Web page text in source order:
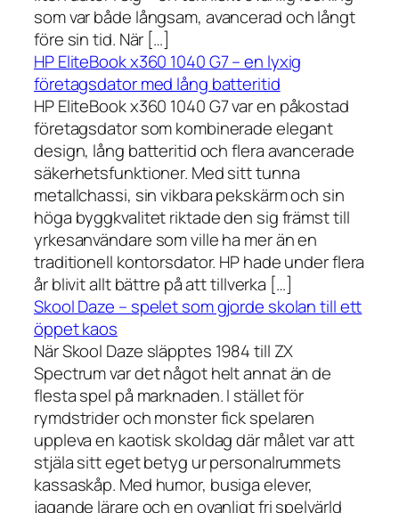
som var både långsam, avancerad och långt
före sin tid. När […]
HP EliteBook x360 1040 G7 – en lyxig
företagsdator med lång batteritid
HP EliteBook x360 1040 G7 var en påkostad
företagsdator som kombinerade elegant
design, lång batteritid och flera avancerade
säkerhetsfunktioner. Med sitt tunna
metallchassi, sin vikbara pekskärm och sin
höga byggkvalitet riktade den sig främst till
yrkesanvändare som ville ha mer än en
traditionell kontorsdator. HP hade under flera
år blivit allt bättre på att tillverka […]
Skool Daze – spelet som gjorde skolan till ett
öppet kaos
När Skool Daze släpptes 1984 till ZX
Spectrum var det något helt annat än de
flesta spel på marknaden. I stället för
rymdstrider och monster fick spelaren
uppleva en kaotisk skoldag där målet var att
stjäla sitt eget betyg ur personalrummets
kassaskåp. Med humor, busiga elever,
jagande lärare och en ovanligt fri spelvärld